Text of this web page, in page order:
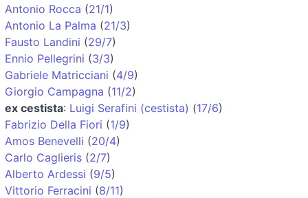
Antonio Rocca (21/1)
Antonio La Palma (21/3)
Fausto Landini (29/7)
Ennio Pellegrini (3/3)
Gabriele Matricciani (4/9)
Giorgio Campagna (11/2)
ex cestista: Luigi Serafini (cestista) (17/6)
Fabrizio Della Fiori (1/9)
Amos Benevelli (20/4)
Carlo Caglieris (2/7)
Alberto Ardessi (9/5)
Vittorio Ferracini (8/11)